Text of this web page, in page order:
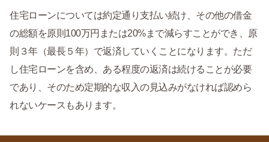
住宅ローンについては約定通り支払い続け、その他の借金
の総額を原則100万円または20%まで減らすことができ、原
則３年（最長５年）で返済していくことになります。ただ
し住宅ローンを含め、ある程度の返済は続けることが必要
であり、そのため定期的な収入の見込みがなければ認めら
れないケースもあります。